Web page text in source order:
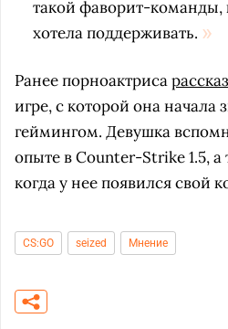
такой фаворит-команды,
хотела поддерживать.
Ранее порноактриса
игре, с которой она начала
геймингом. Девушка
опыте в Counter-Strike 1.5, а
когда у нее появился свой
CS:GO seized Мнение